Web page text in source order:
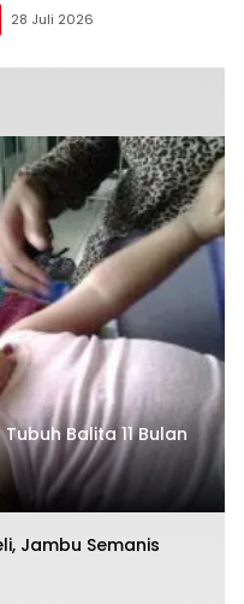
28 Juli 2026
Balita 11 Bulan
Jambu Semanis